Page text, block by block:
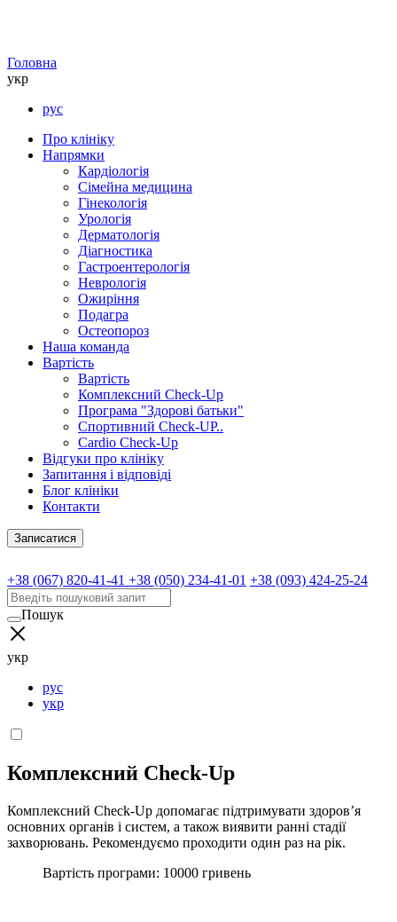
Головна
укр
рус
Про клініку
Напрямки
Кардіологія
Сімейна медицина
Гінекологія
Урологія
Дерматологія
Діагностика
Гастроентерологія
Неврологія
Ожиріння
Подагра
Остеопороз
Наша команда
Вартість
Вартість
Комплексний Check-Up
Програма "Здорові батьки"
Спортивний Check-UP..
Cardio Check-Up
Відгуки про клініку
Запитання і відповіді
Блог клініки
Контакти
Записатися
+38 (067) 820-41-41 +38 (050) 234-41-01 +38 (093) 424-25-24
Пошук
укр
рус
укр
Комплексний Check-Up
Комплексний Check-Up допомагає підтримувати здоров’я
основних органів і систем, а також виявити ранні стадії
захворювань. Рекомендуємо проходити один раз на рік.
Вартість програми: 10000 гривень